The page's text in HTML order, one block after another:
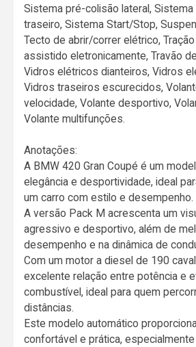
Sistema pré-colisão lateral,
traseiro, Sistema Start/Stop,
Tecto de abrir/correr elétrico,
assistido eletronicamente, Travão
Vidros elétricos dianteiros, Vidros
Vidros traseiros escurecidos,
velocidade, Volante desportivo,
Volante multifunções.
Anotações:
A BMW 420 Gran Coupé é um
elegância e desportividade, ideal
um carro com estilo e desempenho.
A versão Pack M acrescenta um
agressivo e desportivo, além de
desempenho e na dinâmica de
Com um motor a diesel de 190
excelente relação entre potência e
combustível, ideal para quem
distâncias.
Este modelo automático
confortável e prática,